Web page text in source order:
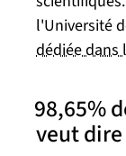
l'Université
dédiée dans
98,65%
veut